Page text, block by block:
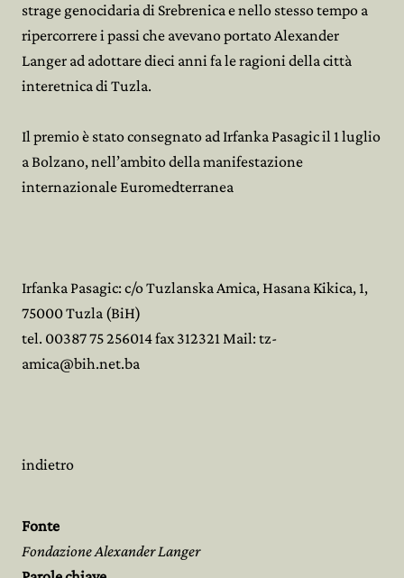
strage genocidaria di Srebrenica e nello stesso tempo a
ripercorrere i passi che avevano portato Alexander
Langer ad adottare dieci anni fa le ragioni della città
interetnica di Tuzla.
Il premio è stato consegnato ad Irfanka Pasagic il 1 luglio
a Bolzano, nell’ambito della manifestazione
internazionale Euromedterranea
Irfanka Pasagic: c/o Tuzlanska Amica, Hasana Kikica, 1,
75000 Tuzla (BiH)
tel. 00387 75 256014 fax 312321 Mail: tz-
amica@bih.net.ba
indietro
Fonte
Fondazione Alexander Langer